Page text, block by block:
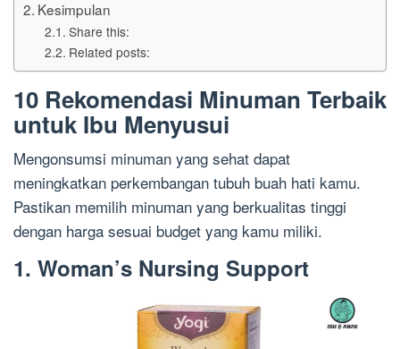
Kesimpulan
Share this:
Related posts:
10 Rekomendasi Minuman Terbaik
untuk Ibu Menyusui
Mengonsumsi minuman yang sehat dapat
meningkatkan perkembangan tubuh buah hati kamu.
Pastikan memilih minuman yang berkualitas tinggi
dengan harga sesuai budget yang kamu miliki.
1. Woman’s Nursing Support